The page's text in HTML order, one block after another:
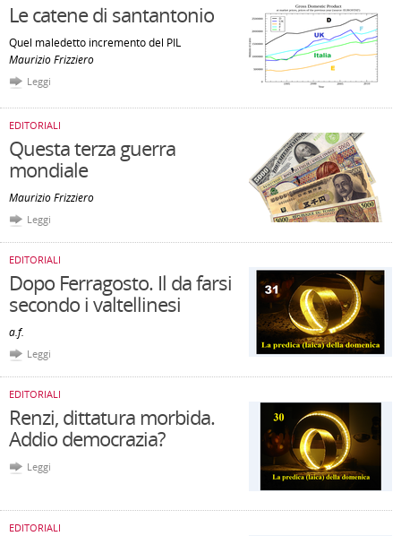
Le catene di santantonio
Quel maledetto incremento del PIL
Maurizio Frizziero
Leggi
EDITORIALI
Questa terza guerra
mondiale
Maurizio Frizziero
Leggi
EDITORIALI
Dopo Ferragosto. Il da farsi
secondo i valtellinesi
a.f.
Leggi
EDITORIALI
Renzi, dittatura morbida.
Addio democrazia?
Leggi
EDITORIALI